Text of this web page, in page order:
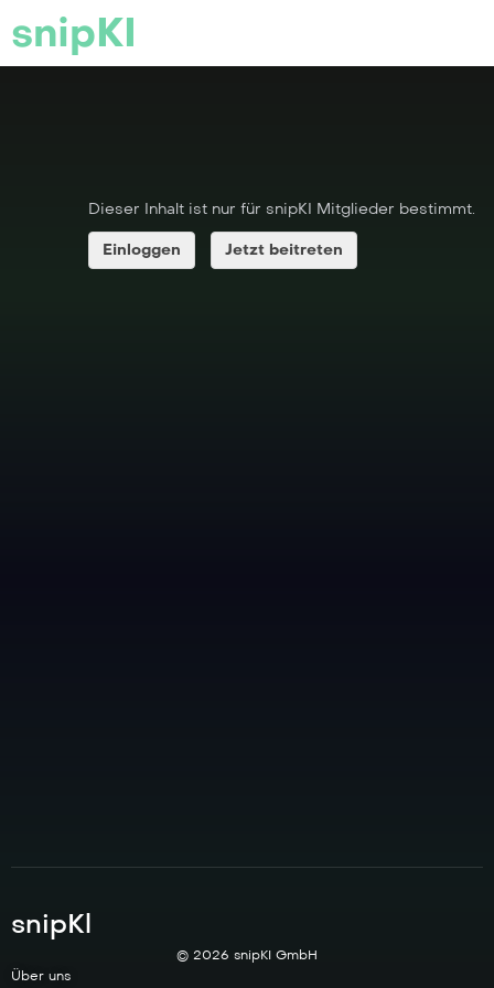
snipKI
Dieser Inhalt ist nur für snipKI Mitglieder bestimmt.
Einloggen Jetzt beitreten
snipKl
© 2026 snipKI GmbH
Über uns